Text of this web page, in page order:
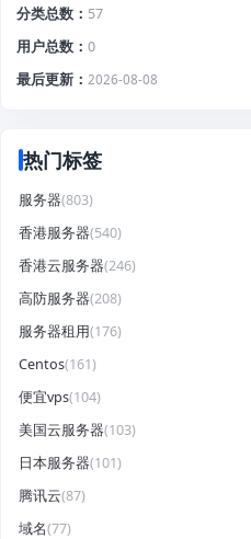
分类总数
57
用户总数
0
最后更新
2026-08-08
热门标签
服务器(803)
香港服务器(540)
香港云服务器(246)
高防服务器(208)
服务器租用(176)
Centos(161)
便宜vps(104)
美国云服务器(103)
日本服务器(101)
腾讯云(87)
域名(77)